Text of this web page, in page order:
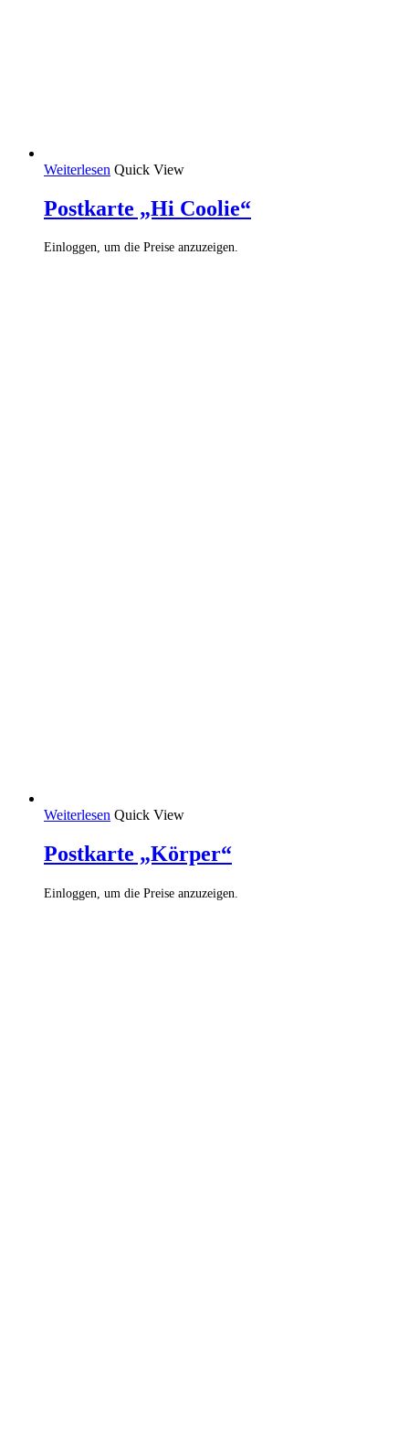
Weiterlesen Quick View
Postkarte „Hi Coolie“
Einloggen, um die Preise anzuzeigen.
Weiterlesen Quick View
Postkarte „Körper“
Einloggen, um die Preise anzuzeigen.